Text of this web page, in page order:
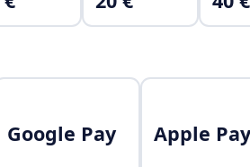
Google Pay Apple